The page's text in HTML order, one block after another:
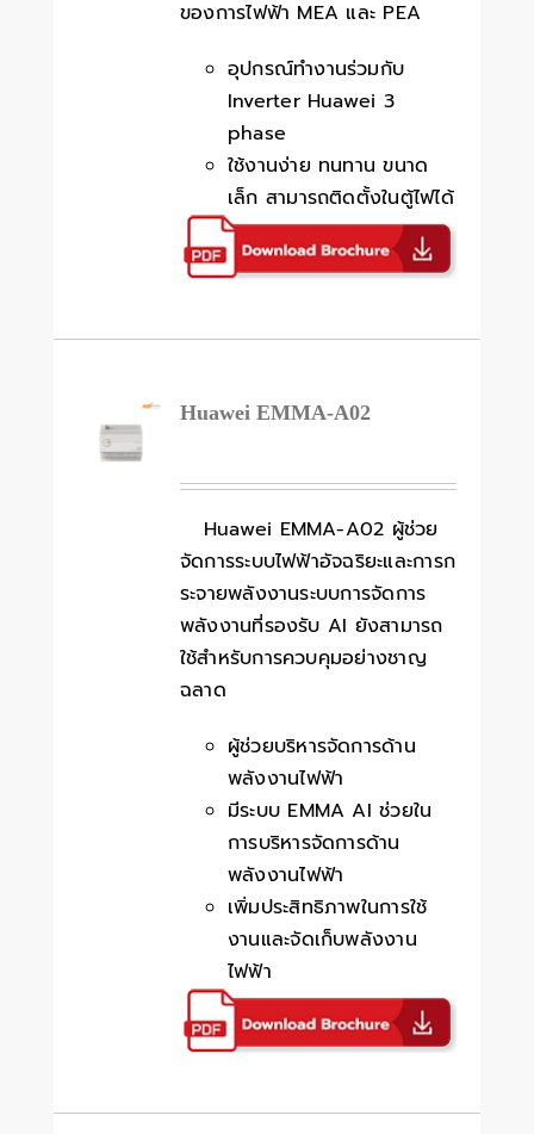
ของการไฟฟ้า MEA และ PEA
อุปกรณ์ทำงานร่วมกับ
Inverter Huawei 3
phase
ใช้งานง่าย ทนทาน ขนาด
เล็ก สามารถติดตั้งในตู้ไฟได้
Huawei EMMA-A02
Huawei EMMA-A02 ผู้ช่วย
จัดการระบบไฟฟ้าอัจฉริยะและการก
ระจายพลังงานระบบการจัดการ
พลังงานที่รองรับ AI ยังสามารถ
ใช้สำหรับการควบคุมอย่างชาญ
ฉลาด
ผู้ช่วยบริหารจัดการด้าน
พลังงานไฟฟ้า
มีระบบ EMMA AI ช่วยใน
การบริหารจัดการด้าน
พลังงานไฟฟ้า
เพิ่มประสิทธิภาพในการใช้
งานและจัดเก็บพลังงาน
ไฟฟ้า